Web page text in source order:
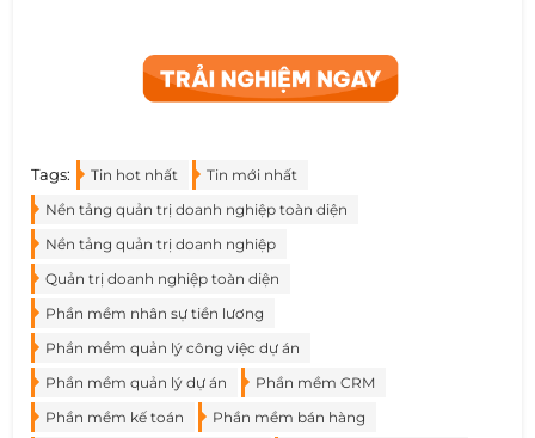
Tags: Tin hot nhất
Tin mới nhất
Nền tảng quản trị doanh nghiệp toàn diện
Nền tảng quản trị doanh nghiệp
Quản trị doanh nghiệp toàn diện
Phần mềm nhân sự tiền lương
Phần mềm quản lý công việc dự án
Phần mềm quản lý dự án
Phần mềm CRM
Phần mềm kế toán
Phần mềm bán hàng